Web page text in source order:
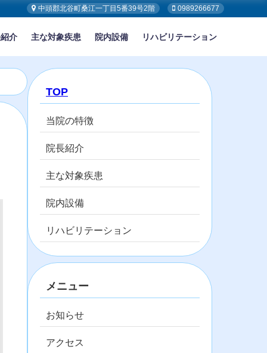
中頭郡北谷町桑江一丁目5番39号2階 0989266677
介 主な対象疾患 院内設備 リハビリテーション
TOP
当院の特徴
院長紹介
主な対象疾患
院内設備
リハビリテーション
メニュー
お知らせ
アクセス